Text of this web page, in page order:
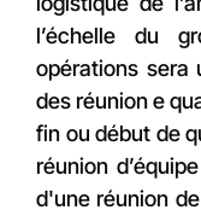
l’échelle du
opérations sera
des réunion e
fin ou début de
réunion
d'une réunion